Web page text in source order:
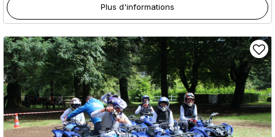
Plus d'informations